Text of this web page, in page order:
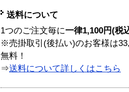
送料について
1つのご注文毎に一律1,100円(税
※売掛取引(後払い)のお客様は
無料！
⇒送料について詳しくはこちら